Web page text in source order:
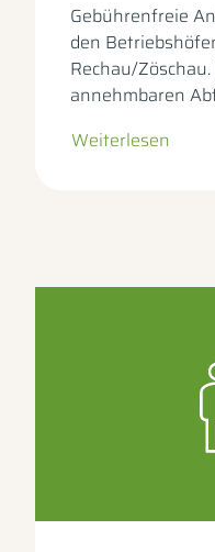
Gebührenfreie
den
Rechau/
annehmbaren
– zur Unterseite
Weiterlesen